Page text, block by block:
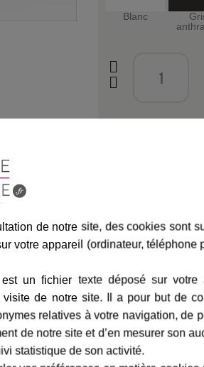
Blanc
livraison
orientable
d'énergie
en
Fiche technique
Largeur en cm :
de notre site, des cookies sont
votre appareil (ordinateur, téléphone
un fichier texte déposé sur votre
visite de notre site. Il a pour but de
relatives à votre navigation, de
de notre site et d’en mesurer son
statistique de son activité.